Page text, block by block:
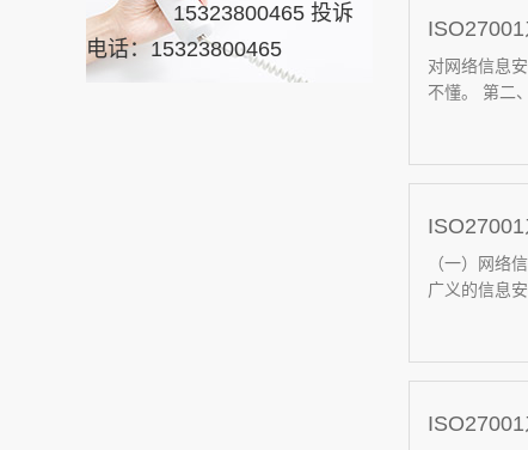
15323800465 投诉
电话：15323800465
对网络信息
不懂。 第二
（一）网络
广义的信息